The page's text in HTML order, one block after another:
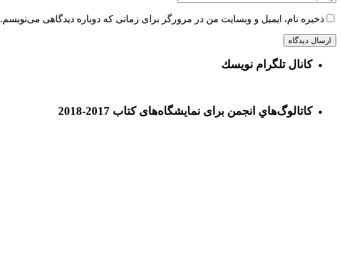
ذخیره نام، ایمیل و وبسایت من در مرورگر برای زمانی که دوباره دیدگاهی می‌نویسم.
كانال تلگرام نويسك
كاتالوگ‌هاي انجمن برای نمايشگاه‌های كتاب 2017-2018